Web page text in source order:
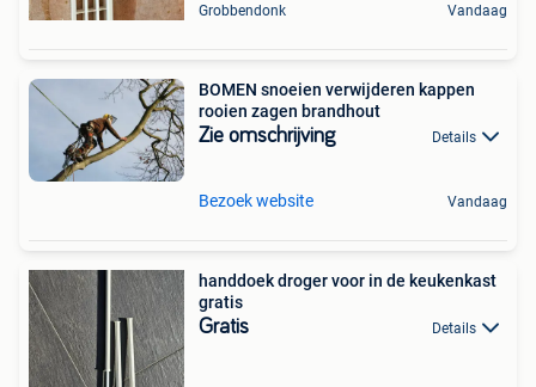
Grobbendonk Vandaag
BOMEN snoeien verwijderen kappen
rooien zagen brandhout
Zie omschrijving Details
Bezoek website Vandaag
handdoek droger voor in de keukenkast
gratis
Gratis Details